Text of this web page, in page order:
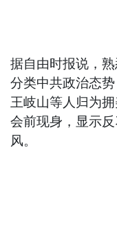
据自由时报说，
分类中共政治态
王岐山等人归为
会前现身，显示
风。